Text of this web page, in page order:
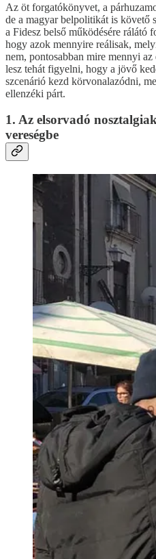
Az öt forgatókönyvet, a
de a magyar belpolitikát is követő
a Fidesz belső működésére rálátó
hogy azok mennyire reálisak,
nem, pontosabban mire mennyi
lesz tehát figyelni, hogy a jövő
szcenárió kezd körvonalazódni,
ellenzéki párt.
1. Az elsorvadó
vereségbe